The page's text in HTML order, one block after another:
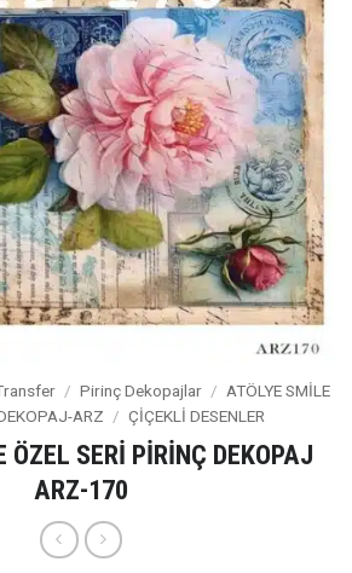
/ Pirinç Dekopajlar / ATÖLYE SMİLE
ARZ / ÇİÇEKLİ DESENLER
ÖZEL SERİ PİRİNÇ DEKOPAJ
ARZ-170